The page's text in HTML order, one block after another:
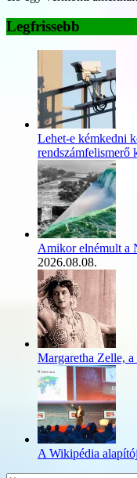
Legfrissebb
Lehet-e kémkedni
rendszámfelismerő
Amikor elnémult a
2026.08.08.
Margaretha Zelle,
A Wikipédia